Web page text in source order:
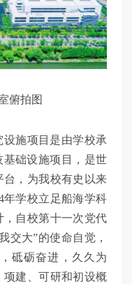
俯拍图
施项目是由学校承
基础设施项目，是世
，为我校有史以来
年学校立足船海学科
自校第十一次党代
交大”的使命自觉，
砥砺奋进，久久为
建、可研和初设概